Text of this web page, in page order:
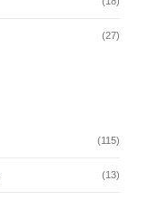
(27)
(115)
(13)